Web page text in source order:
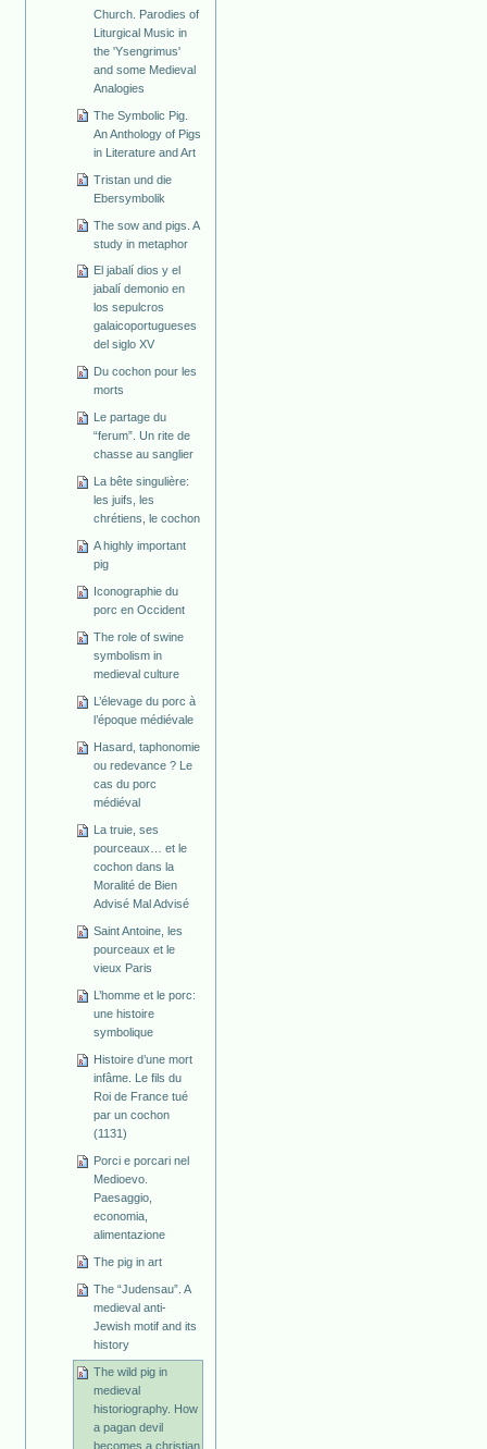
Church. Parodies of
Liturgical Music in
the 'Ysengrimus'
and some Medieval
Analogies
The Symbolic Pig.
An Anthology of Pigs
in Literature and Art
Tristan und die
Ebersymbolik
The sow and pigs. A
study in metaphor
El jabalí dios y el
jabalí demonio en
los sepulcros
galaicoportugueses
del siglo XV
Du cochon pour les
morts
Le partage du
“ferum”. Un rite de
chasse au sanglier
La bête singulière:
les juifs, les
chrétiens, le cochon
A highly important
pig
Iconographie du
porc en Occident
The role of swine
symbolism in
medieval culture
L’élevage du porc à
l’époque médiévale
Hasard, taphonomie
ou redevance ? Le
cas du porc
médiéval
La truie, ses
pourceaux… et le
cochon dans la
Moralité de Bien
Advisé Mal Advisé
Saint Antoine, les
pourceaux et le
vieux Paris
L’homme et le porc:
une histoire
symbolique
Histoire d’une mort
infâme. Le fils du
Roi de France tué
par un cochon
(1131)
Porci e porcari nel
Medioevo.
Paesaggio,
economia,
alimentazione
The pig in art
The “Judensau”. A
medieval anti-
Jewish motif and its
history
The wild pig in
medieval
historiography. How
a pagan devil
becomes a christian